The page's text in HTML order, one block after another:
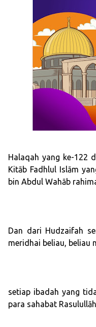
Halaqah yang ke-122
Kitāb Fadhlul Islām
bin Abdul Wahāb
Dan dari Hudzaifah
meridhai beliau, beliau
setiap ibadah yang
para sahabat